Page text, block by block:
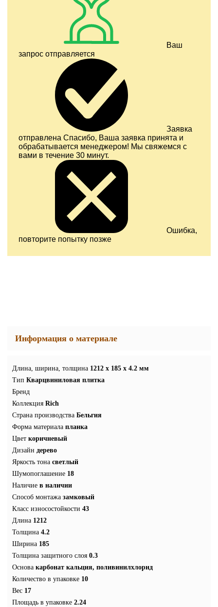
Ваш
запрос отправляется
Заявка
отправлена Спасибо, Ваша заявка принята и
обрабатывается менеджером! Мы свяжемся с
вами в течение 30 минут.
Ошибка,
повторите попытку позже
Информация о материале
Длина, ширина, толщина 1212 x 185 x 4.2 мм
Тип Кварцвиниловая плитка
Бренд
Коллекция Rich
Страна производства Бельгия
Форма материала планка
Цвет коричневый
Дизайн дерево
Яркость тона светлый
Шумопоглашение 18
Наличие в наличии
Способ монтажа замковый
Класс износостойкости 43
Длина 1212
Толщина 4.2
Ширина 185
Толщина защитного слоя 0.3
Основа карбонат кальция, поливинилхлорид
Количество в упаковке 10
Вес 17
Площадь в упаковке 2.24